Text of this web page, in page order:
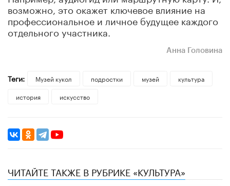
возможно, это окажет ключевое влияние на
профессиональное и личное будущее каждого
отдельного участника.
Анна Головина
Теги: Музей кукол подростки музей
культура
история
искусство
ЧИТАЙТЕ ТАКЖЕ В РУБРИКЕ «КУЛЬТУРА»